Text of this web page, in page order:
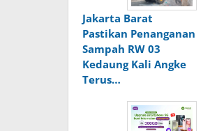
Jakarta Barat
Pastikan Penanganan
Sampah RW 03
Kedaung Kali Angke
Terus…